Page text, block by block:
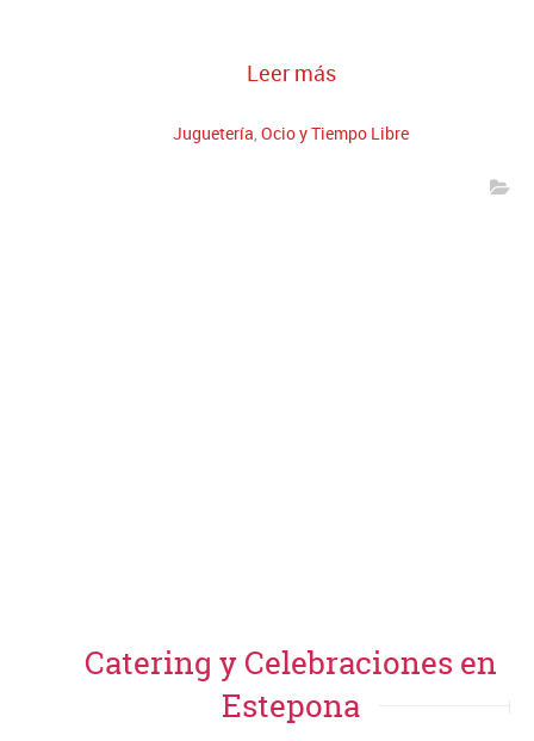
Leer más
Juguetería, Ocio y Tiempo Libre
Catering y Celebraciones en
Estepona